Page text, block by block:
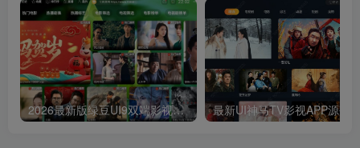
2026最新版绿豆UI9双端影视APP源码